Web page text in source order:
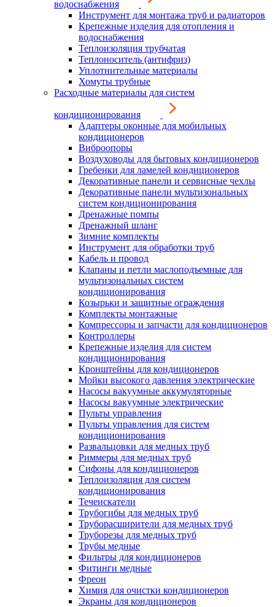
водоснабжения
Инструмент для монтажа труб и радиаторов
Крепежные изделия для отопления и
водоснабжения
Теплоизоляция трубчатая
Теплоноситель (антифриз)
Уплотнительные материалы
Хомуты трубные
Расходные материалы для систем
кондиционирования
Адаптеры оконные для мобильных
кондиционеров
Виброопоры
Воздуховоды для бытовых кондиционеров
Гребенки для ламелей кондиционеров
Декоративные панели и сервисные чехлы
Декоративные панели мультизональных
систем кондиционирования
Дренажные помпы
Дренажный шланг
Зимние комплекты
Инструмент для обработки труб
Кабель и провод
Клапаны и петли маслоподъемные для
мультизональных систем
кондиционирования
Козырьки и защитные ограждения
Комплекты монтажные
Компрессоры и запчасти для кондиционеров
Контроллеры
Крепежные изделия для систем
кондиционирования
Кронштейны для кондиционеров
Мойки высокого давления электрические
Насосы вакуумные аккумуляторные
Насосы вакуумные электрические
Пульты управления
Пульты управления для систем
кондиционирования
Развальцовки для медных труб
Риммеры для медных труб
Сифоны для кондиционеров
Теплоизоляция для систем
кондиционирования
Течеискатели
Трубогибы для медных труб
Труборасширители для медных труб
Труборезы для медных труб
Трубы медные
Фильтры для кондиционеров
Фитинги медные
Фреон
Химия для очистки кондиционеров
Экраны для кондиционеров